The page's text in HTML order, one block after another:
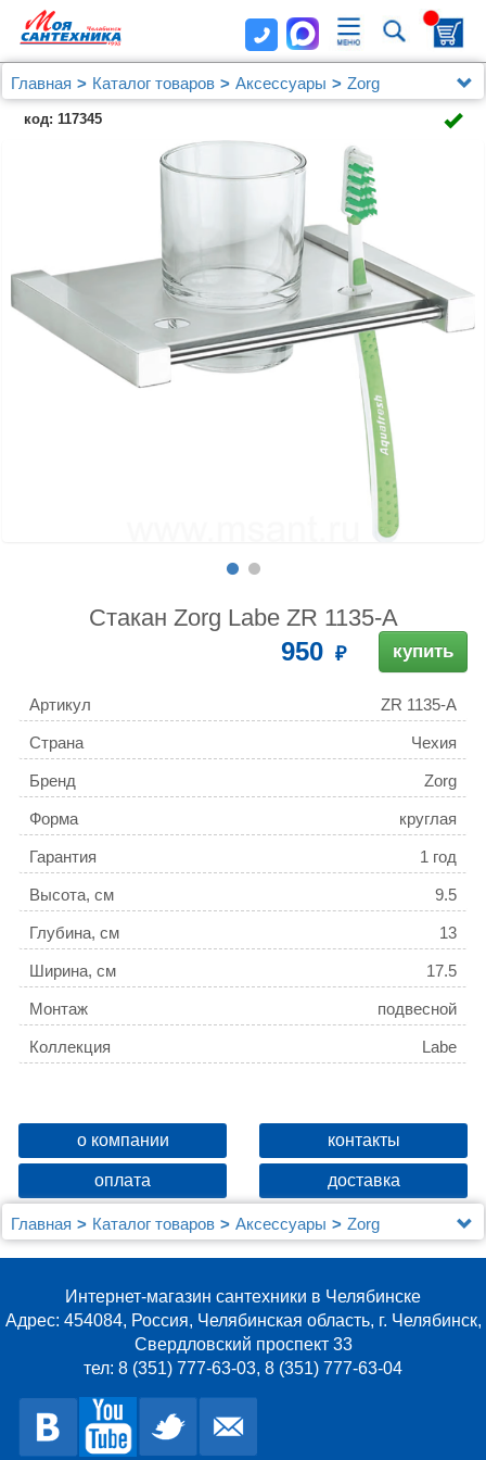
Главная Каталог товаров Аксессуары
Zorg
Стакан Zorg Labe ZR 1135-А
код: 117345
Стакан Zorg Labe ZR 1135-А
950 купить
Артикул ZR 1135-А
Страна Чехия
Бренд Zorg
Форма круглая
Гарантия 1 год
Высота, см 9.5
Глубина, см 13
Ширина, см 17.5
Монтаж подвесной
Коллекция Labe
о компании контакты
оплата доставка
Главная Каталог товаров Аксессуары
Zorg
Стакан Zorg Labe ZR 1135-А
Интернет-магазин сантехники в Челябинске
Адрес: 454084, Россия, Челябинская область, г. Челябинск,
Свердловский проспект 33
тел: 8 (351) 777-63-03, 8 (351) 777-63-04